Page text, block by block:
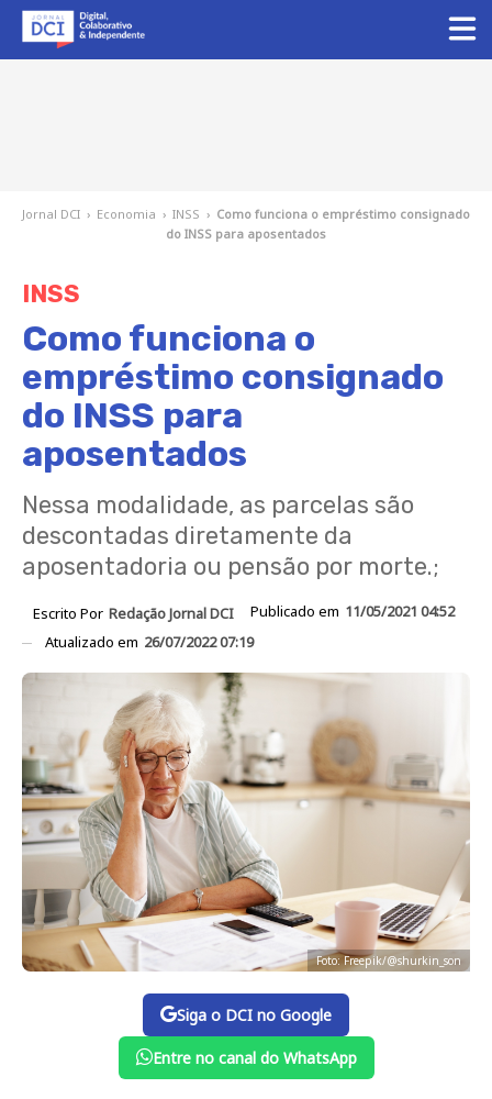
Jornal DCI › Economia › INSS › Como funciona o empréstimo consignado
do INSS para aposentados
INSS
Como funciona o
empréstimo consignado
do INSS para
aposentados
Nessa modalidade, as parcelas são
descontadas diretamente da
aposentadoria ou pensão por morte.;
Escrito Por Redação Jornal DCI Publicado em 11/05/2021 04:52
Atualizado em 26/07/2022 07:19
Foto: Freepik/@shurkin_son
Siga o DCI no Google
Entre no canal do WhatsApp